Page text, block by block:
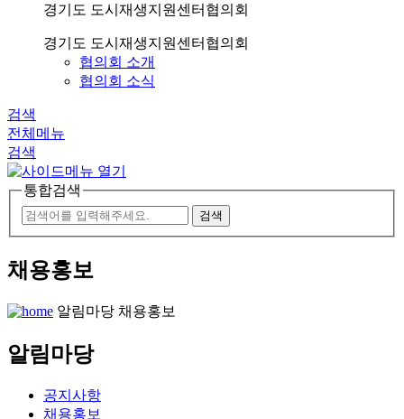
경기도 도시재생지원센터협의회
경기도 도시재생지원센터협의회
협의회 소개
협의회 소식
검색
전체메뉴
검색
통합검색
채용홍보
알림마당 채용홍보
알림마당
공지사항
채용홍보